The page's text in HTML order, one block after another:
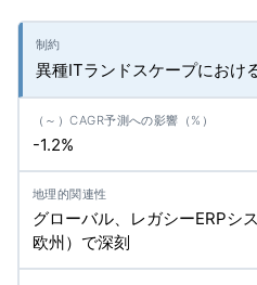
異種ITランドスケープにおけ
-1.2%
グローバル、レガシーERPシ
欧州）で深刻